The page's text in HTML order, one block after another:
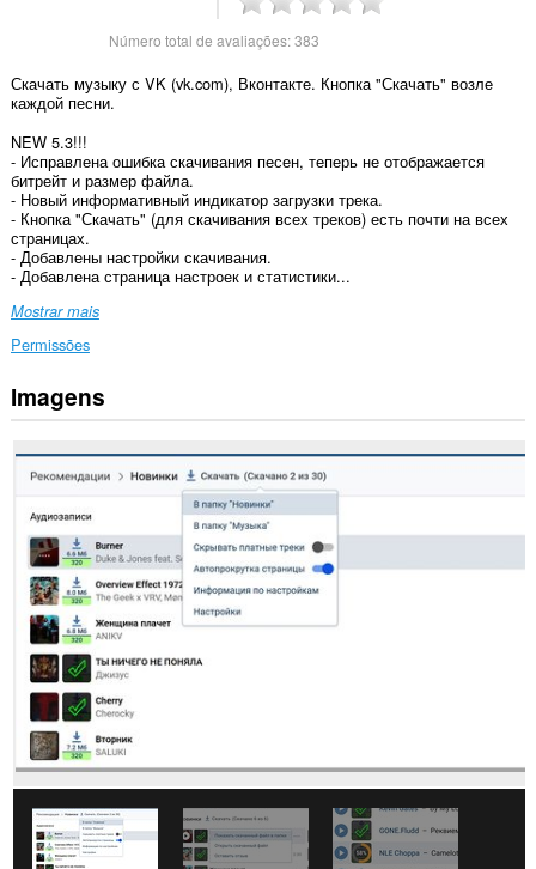
Número total de avaliações:383
Скачать музыку с VK (vk.com), Вконтакте. Кнопка "Скачать" возле
каждой песни.
NEW 5.3!!!
- Исправлена ошибка скачивания песен, теперь не отображается
битрейт и размер файла.
- Новый информативный индикатор загрузки трека.
- Кнопка "Скачать" (для скачивания всех треков) есть почти на всех
страницах.
- Добавлены настройки скачивания.
- Добавлена страница настроек и статистики...
Mostrar mais
Permissões
Esta
extensão
aceder
aos
dados
em
alguns
sítios.
Esta
extensão
pode
aceder
aos
seus
separadores
sua
navegação.
Imagens